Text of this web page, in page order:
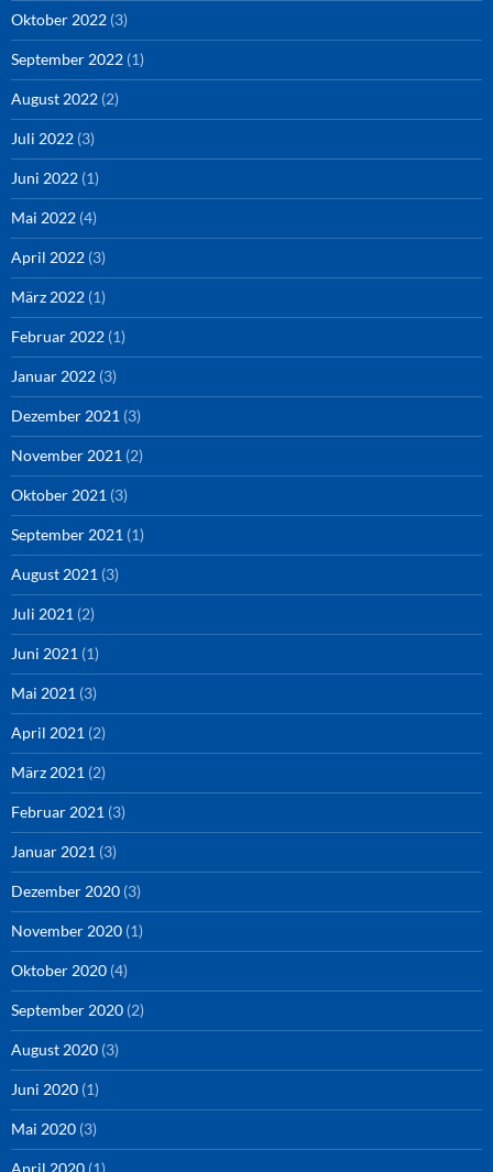
Oktober 2022 (3)
September 2022 (1)
August 2022 (2)
Juli 2022 (3)
Juni 2022 (1)
Mai 2022 (4)
April 2022 (3)
März 2022 (1)
Februar 2022 (1)
Januar 2022 (3)
Dezember 2021 (3)
November 2021 (2)
Oktober 2021 (3)
September 2021 (1)
August 2021 (3)
Juli 2021 (2)
Juni 2021 (1)
Mai 2021 (3)
April 2021 (2)
März 2021 (2)
Februar 2021 (3)
Januar 2021 (3)
Dezember 2020 (3)
November 2020 (1)
Oktober 2020 (4)
September 2020 (2)
August 2020 (3)
Juni 2020 (1)
Mai 2020 (3)
April 2020 (1)